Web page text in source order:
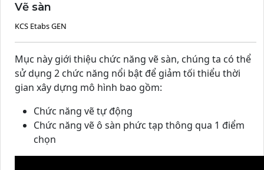
Vẽ sàn
KCS Etabs GEN
Mục này giới thiệu chức năng vẽ sàn, chúng ta có thể
sử dụng 2 chức năng nổi bật để giảm tối thiểu thời
gian xây dựng mô hình bao gồm:
Chức năng vẽ tự động
Chức năng vẽ ô sàn phức tạp thông qua 1 điểm
chọn